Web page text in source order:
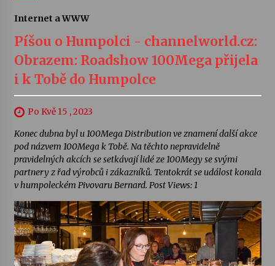
Internet a WWW
Píšou o Humpolci - channelworld.cz:
Obrazem: Roadshow 100Mega přijela
i k Tobě do Humpolce
Po Kvě 15 , 2023
Konec dubna byl u 100Mega Distribution ve znamení další akce
pod názvem 100Mega k Tobě. Na těchto nepravidelně
pravidelných akcích se setkávají lidé ze 100Megy se svými
partnery z řad výrobců i zákazníků. Tentokrát se událost konala
v humpoleckém Pivovaru Bernard. Post Views: 1